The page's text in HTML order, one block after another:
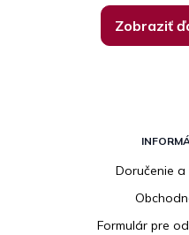
Zobraziť
Doručenie
Formulár pre